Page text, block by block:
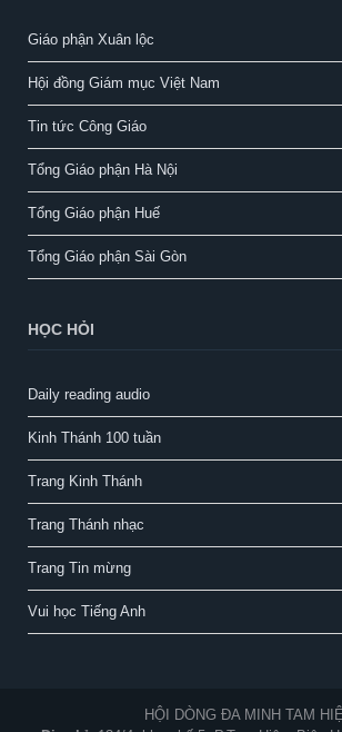
Giáo phận Xuân lộc
Hội đồng Giám mục Việt Nam
Tin tức Công Giáo
Tổng Giáo phận Hà Nội
Tổng Giáo phận Huế
Tổng Giáo phận Sài Gòn
HỌC HỎI
Daily reading audio
Kinh Thánh 100 tuần
Trang Kinh Thánh
Trang Thánh nhạc
Trang Tin mừng
Vui học Tiếng Anh
HỘI DÒNG ĐA MINH TAM